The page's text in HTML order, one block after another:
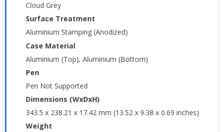
Cloud Grey
Surface Treatment
Aluminium Stamping (Anodized)
Case Material
Aluminium (Top), Aluminium (Bottom)
Pen
Pen Not Supported
Dimensions (WxDxH)
343.5 x 238.21 x 17.42 mm (13.52 x 9.38 x 0.69 inches)
Weight